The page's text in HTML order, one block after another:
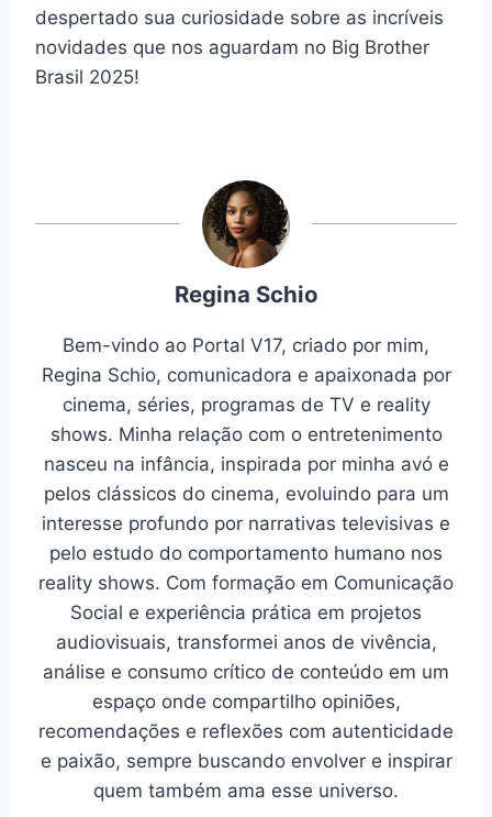
despertado sua curiosidade sobre as incríveis
novidades que nos aguardam no Big Brother
Brasil 2025!
Regina Schio
Bem-vindo ao Portal V17, criado por mim,
Regina Schio, comunicadora e apaixonada por
cinema, séries, programas de TV e reality
shows. Minha relação com o entretenimento
nasceu na infância, inspirada por minha avó e
pelos clássicos do cinema, evoluindo para um
interesse profundo por narrativas televisivas e
pelo estudo do comportamento humano nos
reality shows. Com formação em Comunicação
Social e experiência prática em projetos
audiovisuais, transformei anos de vivência,
análise e consumo crítico de conteúdo em um
espaço onde compartilho opiniões,
recomendações e reflexões com autenticidade
e paixão, sempre buscando envolver e inspirar
quem também ama esse universo.